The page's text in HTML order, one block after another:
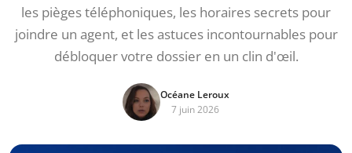
les pièges téléphoniques, les horaires secrets pour
joindre un agent, et les astuces incontournables pour
débloquer votre dossier en un clin d'œil.
Océane Leroux
7 juin 2026